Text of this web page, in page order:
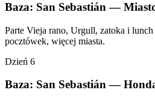
Baza: San Sebastián —
Parte Vieja rano, Urgull, zatoka i
pocztówek, więcej miasta.
Dzień 6
Baza: San Sebastián —